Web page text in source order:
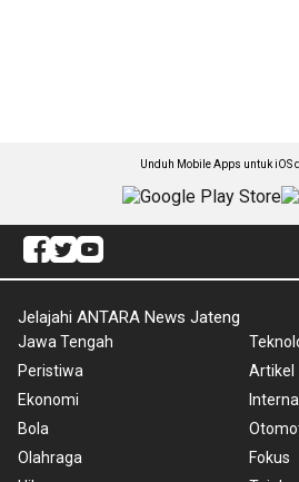
Unduh Mobile Apps untuk iOS
Jelajahi ANTARA News Jateng
Jawa Tengah
Peristiwa
Ekonomi
Bola
Olahraga
Artikel
Fokus